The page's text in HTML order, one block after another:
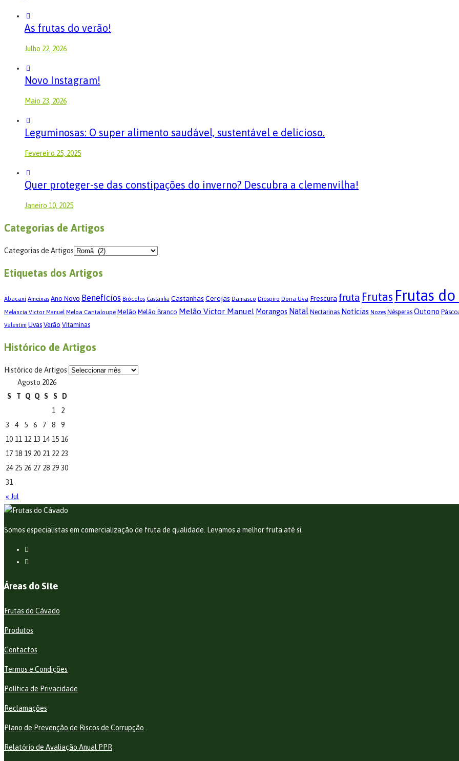
As frutas do verão!
Julho 22, 2026
Novo Instagram!
Maio 23, 2026
Leguminosas: O super alimento saudável, sustentável e delicioso.
Fevereiro 25, 2025
Quer proteger-se das constipações do inverno? Descubra a clemenvilha!
Janeiro 10, 2025
Categorias de Artigos
Categorias de Artigos
Etiquetas dos Artigos
Abacaxi Ameixas Ano Novo Benefícios Brócolos Castanha Castanhas Cerejas Damasco Dióspiro Dona Uva Frescura fruta Frutas Frutas
Melancia Victor Manuel Meloa Cantaloupe Melão Melão Branco Melão Victor Manuel Morangos Natal Nectarinas Notícias Nozes Nêsperas Outono
Valentim Uvas Verão Vitaminas
Histórico de Artigos
Histórico de Artigos
Agosto 2026
S
T Q Q S S D
« Jul
1
2
3
4 5 6 7 8
9
10 11 12 13 14 15 16
17 18 19 20 21 22 23
24 25 26 27 28 29 30
31
Somos especialistas em comercialização de fruta de qualidade. Levamos a melhor fruta até si.
Áreas do Site
Frutas do Cávado
Produtos
Contactos
Termos e Condições
Política de Privacidade
Reclamações
Plano de Prevenção de Riscos de Corrupção
Relatório de Avaliação Anual PPR